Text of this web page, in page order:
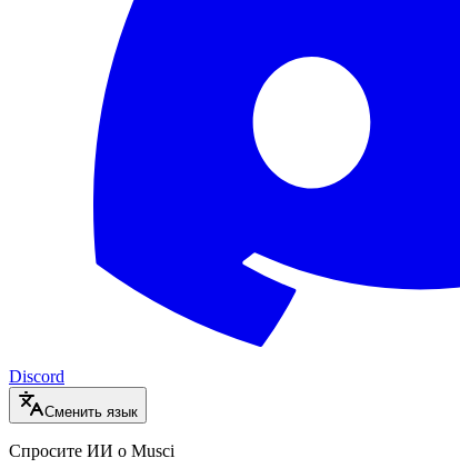
Discord
Сменить язык
Спросите ИИ о Musci